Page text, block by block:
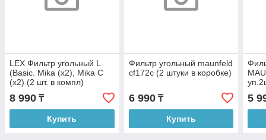
LEX Фильтр угольный L
(Basic. Mika (x2), Mika C
(x2) (2 шт. в компл)
8 990 ₸
Купить
Фильтр угольный maunfeld
cf172c (2 штуки в коробке)
6 990₸
Купить
5